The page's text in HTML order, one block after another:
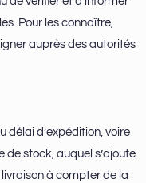
Pour les connaître,
auprès des autorités
délai d’expédition, voire
de stock, auquel s’ajoute
à compter de la